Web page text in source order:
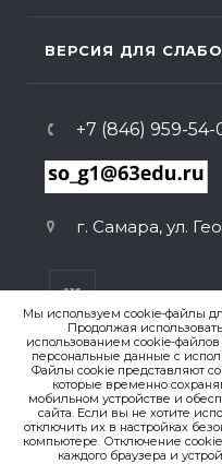
Мы используем cookie-файлы
Продолжая
использованием cookie-
персональные данные с
Файлы cookie представляют
которые временно
мобильном устройстве и
сайта. Если вы не хотите
отключить их в настройках
компьютере. Отключение
каждого браузера и
ВЕРСИЯ ДЛЯ
+7 (846) 959-54-
г. Самара, ул.
ВЕРСИЯ ДЛЯ ПЕЧАТИ
ПОЛИТИКА
© 2007-2026. , ГБОУ СО
РАН)»